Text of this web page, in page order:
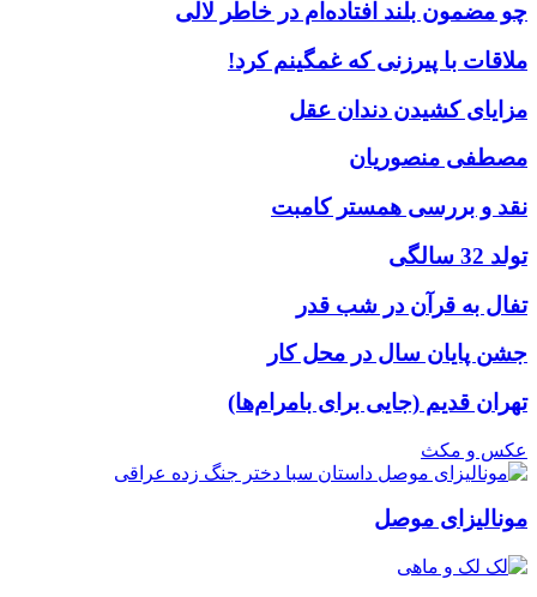
چو مضمون بلند افتاده‌ام در خاطر لالی
ملاقات با پیرزنی که غمگینم کرد!
مزایای کشیدن دندان عقل
مصطفی منصوریان
نقد و بررسی همستر کامبت
تولد 32 سالگی
تفال به قرآن در شب قدر
جشن پایان سال در محل کار
تهران قدیم (جایی برای بامرام‌ها)
عکس و مکث
مونالیزای موصل